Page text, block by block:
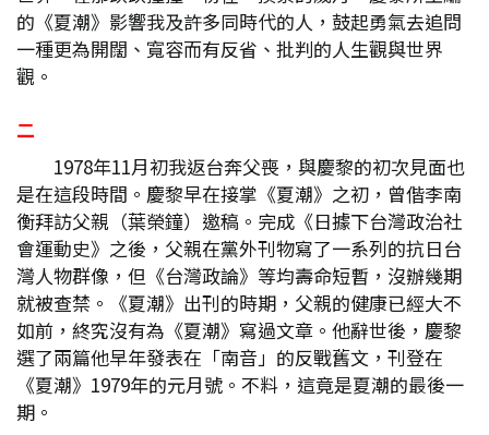
的《夏潮》影響我及許多同時代的人，鼓起勇氣去追問
一種更為開闊、寬容而有反省、批判的人生觀與世界
觀。
二
1978年11月初我返台奔父喪，與慶黎的初次見面也
是在這段時間。慶黎早在接掌《夏潮》之初，曾偕李南
衡拜訪父親（葉榮鐘）邀稿。完成《日據下台灣政治社
會運動史》之後，父親在黨外刊物寫了一系列的抗日台
灣人物群像，但《台灣政論》等均壽命短暫，沒辦幾期
就被查禁。《夏潮》出刊的時期，父親的健康已經大不
如前，終究沒有為《夏潮》寫過文章。他辭世後，慶黎
選了兩篇他早年發表在「南音」的反戰舊文，刊登在
《夏潮》1979年的元月號。不料，這竟是夏潮的最後一
期。